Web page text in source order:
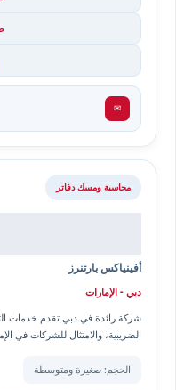
✉
محاسبة ومسك دفاتر
أفينياكس بارتنرز
دبي - الإمارات
شركة رائدة في دبي تقدم خدمات
الضريبية، والامتثال للشركات في
الحجم: صغيرة ومتوسطة